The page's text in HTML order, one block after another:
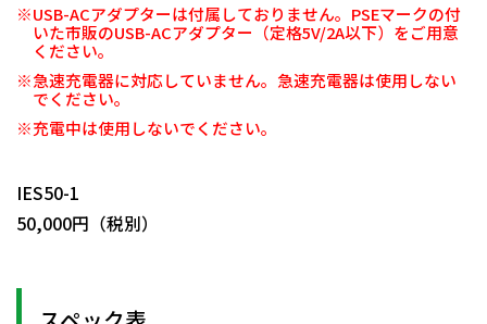
※USB-ACアダプターは付属しておりません。PSEマークの付
いた市販のUSB-ACアダプター（定格5V/2A以下）をご用意
ください。
※急速充電器に対応していません。急速充電器は使用しない
でください。
※充電中は使用しないでください。
IES50-1
50,000円（税別）